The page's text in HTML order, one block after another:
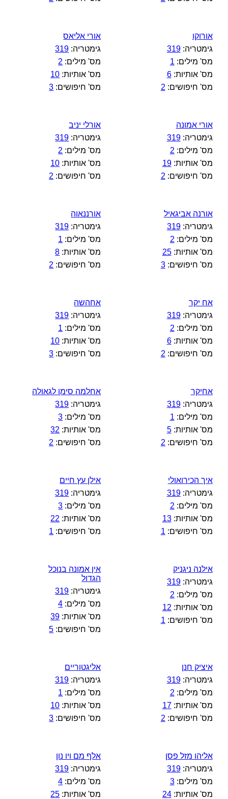
אורוקו
גימטריה:319
מס' מילים: 1
מס' אותיות:6
מס' חיפושים: 2
אורי אליאס
גימטריה: 319
מס' מילים: 2
מס' אותיות: 10
מס' חיפושים: 3
אורי אמונה
גימטריה:319
מס' מילים: 2
מס' אותיות:19
מס' חיפושים: 2
אורלי יניב
גימטריה: 319
מס' מילים: 2
מס' אותיות: 10
מס' חיפושים: 2
אורנה אביגאיל
גימטריה:319
מס' מילים: 2
מס' אותיות:25
מס' חיפושים:3
אורננאוה
גימטריה: 319
מס' מילים: 1
מס' אותיות: 8
מס' חיפושים: 2
אח יקר
גימטריה:319
מס' מילים: 2
מס' אותיות:6
מס' חיפושים: 2
אחהשה
גימטריה: 319
מס' מילים: 1
מס' אותיות: 10
מס' חיפושים: 3
אחיקר
גימטריה:319
מס' מילים: 1
מס' אותיות:5
מס' חיפושים: 2
אחלמה סימן לגאולה
גימטריה: 319
מס' מילים: 3
מס' אותיות: 32
מס' חיפושים: 2
איך הכירואולי
גימטריה:319
מס' מילים: 2
מס' אותיות:13
מס' חיפושים: 1
אילן עץ חיים
גימטריה: 319
מס' מילים: 3
מס' אותיות: 22
מס' חיפושים: 1
אילנה ניגניק
גימטריה:319
מס' מילים: 2
מס' אותיות: 12
מס' חיפושים: 1
אין אמונה בנוכל
הגדול
גימטריה: 319
מס' מילים: 4
מס' אותיות: 39
מס' חיפושים: 5
איציק חנן
גימטריה:319
מס' מילים: 2
מס' אותיות:17
מס' חיפושים: 2
אליגטוריים
גימטריה: 319
מס' מילים: 1
מס' אותיות: 10
מס' חיפושים: 3
אליהו מזל פסן
גימטריה:319
מס' מילים:3
מס' אותיות:24
אלף מם ויו נון
גימטריה: 319
מס' מילים: 4
מס' אותיות: 25